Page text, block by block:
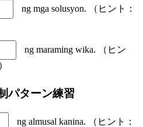
ng mga solusyon. （ヒント：
ng maraming wika. （ヒン
パターン練習
ng almusal kanina. （ヒント：